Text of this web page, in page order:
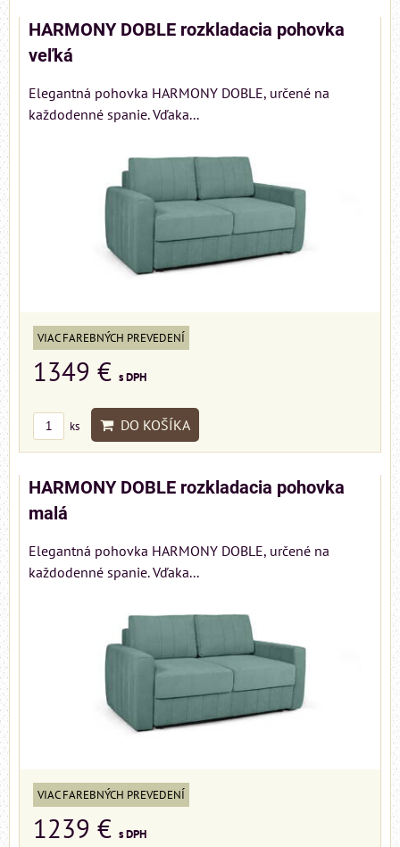
HARMONY DOBLE rozkladacia pohovka
veľká
Elegantná pohovka HARMONY DOBLE, určené na
každodenné spanie. Vďaka...
VIAC FAREBNÝCH PREVEDENÍ
1349 € s DPH
ks DO KOŠÍKA
HARMONY DOBLE rozkladacia pohovka
malá
Elegantná pohovka HARMONY DOBLE, určené na
každodenné spanie. Vďaka...
VIAC FAREBNÝCH PREVEDENÍ
1239 € s DPH